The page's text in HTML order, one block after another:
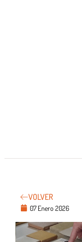
VOLVER
07 Enero 2026